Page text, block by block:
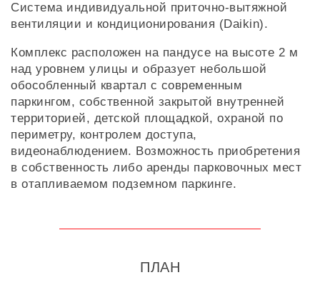
Система индивидуальной приточно-вытяжной
вентиляции и кондиционирования (Daikin).
Комплекс расположен на пандусе на высоте 2 м
над уровнем улицы и образует небольшой
обособленный квартал с современным
паркингом, собственной закрытой внутренней
территорией, детской площадкой, охраной по
периметру, контролем доступа,
видеонаблюдением. Возможность приобретения
в собственность либо аренды парковочных мест
в отапливаемом подземном паркинге.
ПЛАН